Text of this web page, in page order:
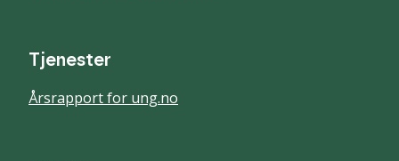
Tjenester
Årsrapport for ung.no